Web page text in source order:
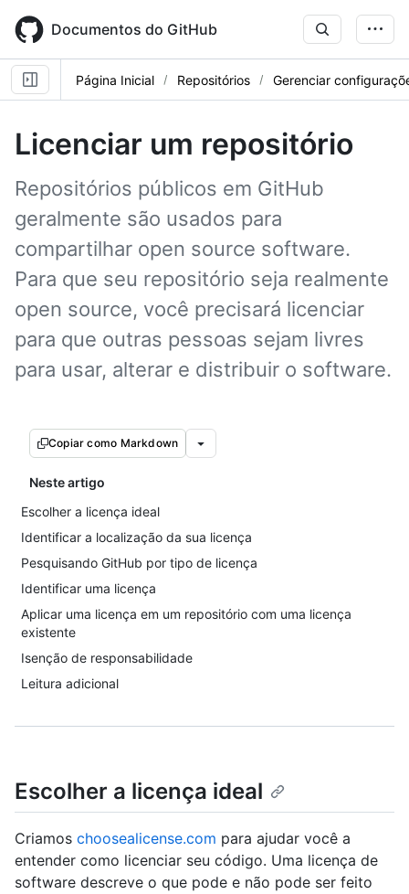
main
content
Documentos do GitHub
Página Inicial Repositórios Gerenciar
Licenciar um repositório
Repositórios públicos em GitHub
geralmente são usados para
compartilhar open source software.
Para que seu repositório seja realmente
open source, você precisará licenciar
para que outras pessoas sejam livres
para usar, alterar e distribuir o software.
Copiar como Markdown
Neste artigo
Escolher a licença ideal
Identificar a localização da sua licença
Pesquisando GitHub por tipo de licença
Identificar uma licença
Aplicar uma licença em um repositório com uma licença
existente
Isenção de responsabilidade
Leitura adicional
Escolher a licença ideal
Criamos choosealicense.com para ajudar você a
entender como licenciar seu código. Uma licença de
software descreve o que pode e não pode ser feito